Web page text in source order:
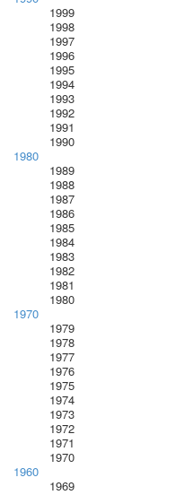
1999
1998
1997
1996
1995
1994
1993
1992
1991
1990
1980
1989
1988
1987
1986
1985
1984
1983
1982
1981
1980
1970
1979
1978
1977
1976
1975
1974
1973
1972
1971
1970
1960
1969